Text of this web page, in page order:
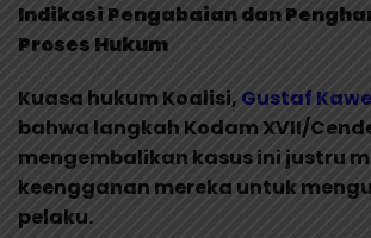
Indikasi Pengabaian dan
Proses Hukum
Kuasa hukum Koalisi, Gustaf
bahwa langkah Kodam XVII/
mengembalikan kasus ini justru
keengganan mereka untuk
pelaku.